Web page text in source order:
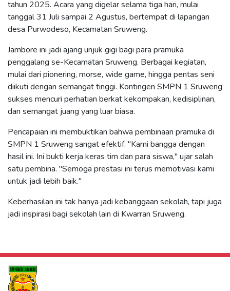
tahun 2025. Acara yang digelar selama tiga hari, mulai
tanggal 31 Juli sampai 2 Agustus, bertempat di lapangan
desa Purwodeso, Kecamatan Sruweng.
Jambore ini jadi ajang unjuk gigi bagi para pramuka
penggalang se-Kecamatan Sruweng. Berbagai kegiatan,
mulai dari pionering, morse, wide game, hingga pentas seni
diikuti dengan semangat tinggi. Kontingen SMPN 1 Sruweng
sukses mencuri perhatian berkat kekompakan, kedisiplinan,
dan semangat juang yang luar biasa.
Pencapaian ini membuktikan bahwa pembinaan pramuka di
SMPN 1 Sruweng sangat efektif. "Kami bangga dengan
hasil ini. Ini bukti kerja keras tim dan para siswa," ujar salah
satu pembina. "Semoga prestasi ini terus memotivasi kami
untuk jadi lebih baik."
Keberhasilan ini tak hanya jadi kebanggaan sekolah, tapi juga
jadi inspirasi bagi sekolah lain di Kwarran Sruweng.